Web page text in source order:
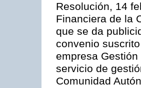
Resolución, 14
Financiera de la
que se da
convenio
empresa
servicio de
Comunidad